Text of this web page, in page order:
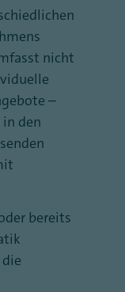
nicht
–
den
bereits